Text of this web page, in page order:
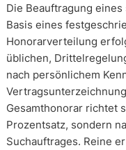
Die Beauftragung
Basis eines
Honorarverteilung
üblichen,
nach persönlichem
Gesamthonorar richtet
Prozentsatz, sondern
Suchauftrages. Reine